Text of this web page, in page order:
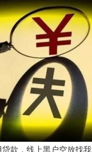
款，线上黑户空放找我